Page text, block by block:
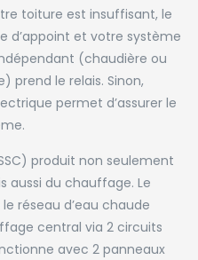
toiture est insuffisant, le
d’appoint et votre système
(chaudière ou
prend le relais. Sinon,
permet d’assurer le
produit non seulement
aussi du chauffage. Le
réseau d’eau chaude
central via 2 circuits
avec 2 panneaux